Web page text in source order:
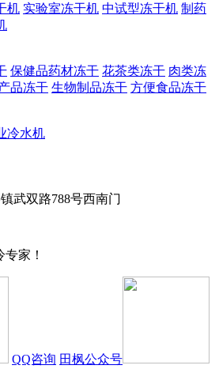
机 实验室冻干机 中试型冻干机 制药
保健品药材冻干 花茶类冻干 肉类冻
品冻干 生物制品冻干 方便食品冻干
冷水机
武双路788号西南门
家！
QQ咨询 田枫公众号